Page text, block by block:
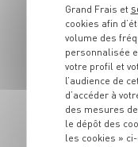
PLAT
ses
2 pers.
Grand Frais et
cookies afin
volume des
personnalisée
votre profil et
l’audience de
d’accéder à
des mesures
le dépôt des
les cookies »